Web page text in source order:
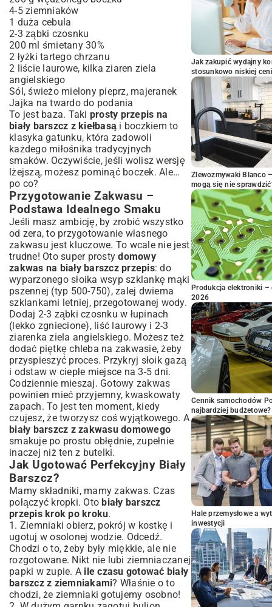
4-5 ziemniaków
1 duża cebula
2-3 ząbki czosnku
200 ml śmietany 30%
2 łyżki tartego chrzanu
2 liście laurowe, kilka ziaren ziela
angielskiego
Sól, świeżo mielony pieprz, majeranek
Jajka na twardo do podania
To jest baza. Taki prosty przepis na
biały barszcz z kiełbasą i boczkiem to
klasyka gatunku, która zadowoli
każdego miłośnika tradycyjnych
smaków. Oczywiście, jeśli wolisz wersję
lżejszą, możesz pominąć boczek. Ale…
po co?
Przygotowanie Zakwasu –
Podstawa Idealnego Smaku
Jeśli masz ambicję, by zrobić wszystko
od zera, to przygotowanie własnego
zakwasu jest kluczowe. To wcale nie jest
trudne! Oto super prostydomowy
zakwas na biały barszcz przepis: do
wyparzonego słoika wsyp szklankę mąki
pszennej (typ 500-750), zalej dwiema
szklankami letniej, przegotowanej wody.
Dodaj 2-3 ząbki czosnku w łupinach
(lekko zgniecione), liść laurowy i 2-3
ziarenka ziela angielskiego. Możesz też
dodać piętkę chleba na zakwasie, żeby
przyspieszyć proces. Przykryj słoik gazą
i odstaw w ciepłe miejsce na 3-5 dni.
Codziennie mieszaj. Gotowy zakwas
powinien mieć przyjemny, kwaskowaty
zapach. To jest ten moment, kiedy
czujesz, że tworzysz coś wyjątkowego. A
biały barszcz z zakwasu domowego
smakuje po prostu obłędnie, zupełnie
inaczej niż ten z butelki.
Jak Ugotować Perfekcyjny Biały
Barszcz?
Mamy składniki, mamy zakwas. Czas
połączyć kropki. Otobiały barszcz
przepis krok po kroku.
1. Ziemniaki obierz, pokrój w kostkę i
ugotuj w osolonej wodzie. Odcedź.
Chodzi o to, żeby były miękkie, ale nie
rozgotowane. Nikt nie lubi ziemniaczanej
papki w zupie. A ile czasu gotować biały
barszcz z ziemniakami? Właśnie o to
chodzi, że ziemniaki gotujemy osobno!
Jak zakupić wydajny
stosunkowo niskiej
Zlewozmywaki Blanco
mogą się nie
Produkcja elektroniki –
2026
Cennik samochodów
najbardziej budżetowe?
Hale przemysłowe a
inwestycji